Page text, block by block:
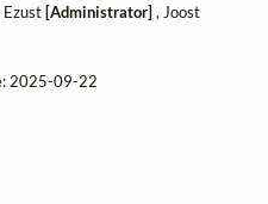
Ezust [Administrator] , Joost
2025-09-22